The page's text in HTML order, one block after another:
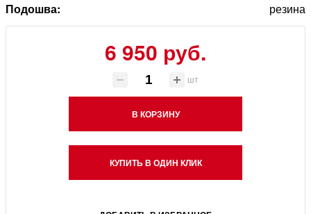
Подошва:
резина
6 950 руб.
шт
В КОРЗИНУ
КУПИТЬ В ОДИН КЛИК